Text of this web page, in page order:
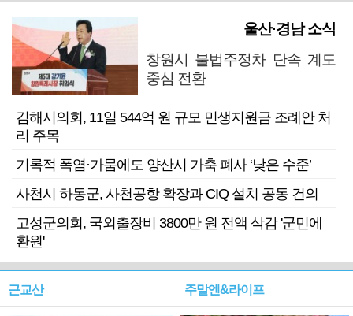
울산·경남 소식
창원시 불법주정차 단속 계도
중심 전환
김해시의회, 11일 544억 원 규모 민생지원금 조례안 처
리 주목
기록적 폭염·가뭄에도 양산시 가축 폐사 ‘낮은 수준’
사천시 하동군, 사천공항 확장과 CIQ 설치 공동 건의
고성군의회, 국외출장비 3800만 원 전액 삭감 '군민에
환원'
근교산 주말엔&라이프